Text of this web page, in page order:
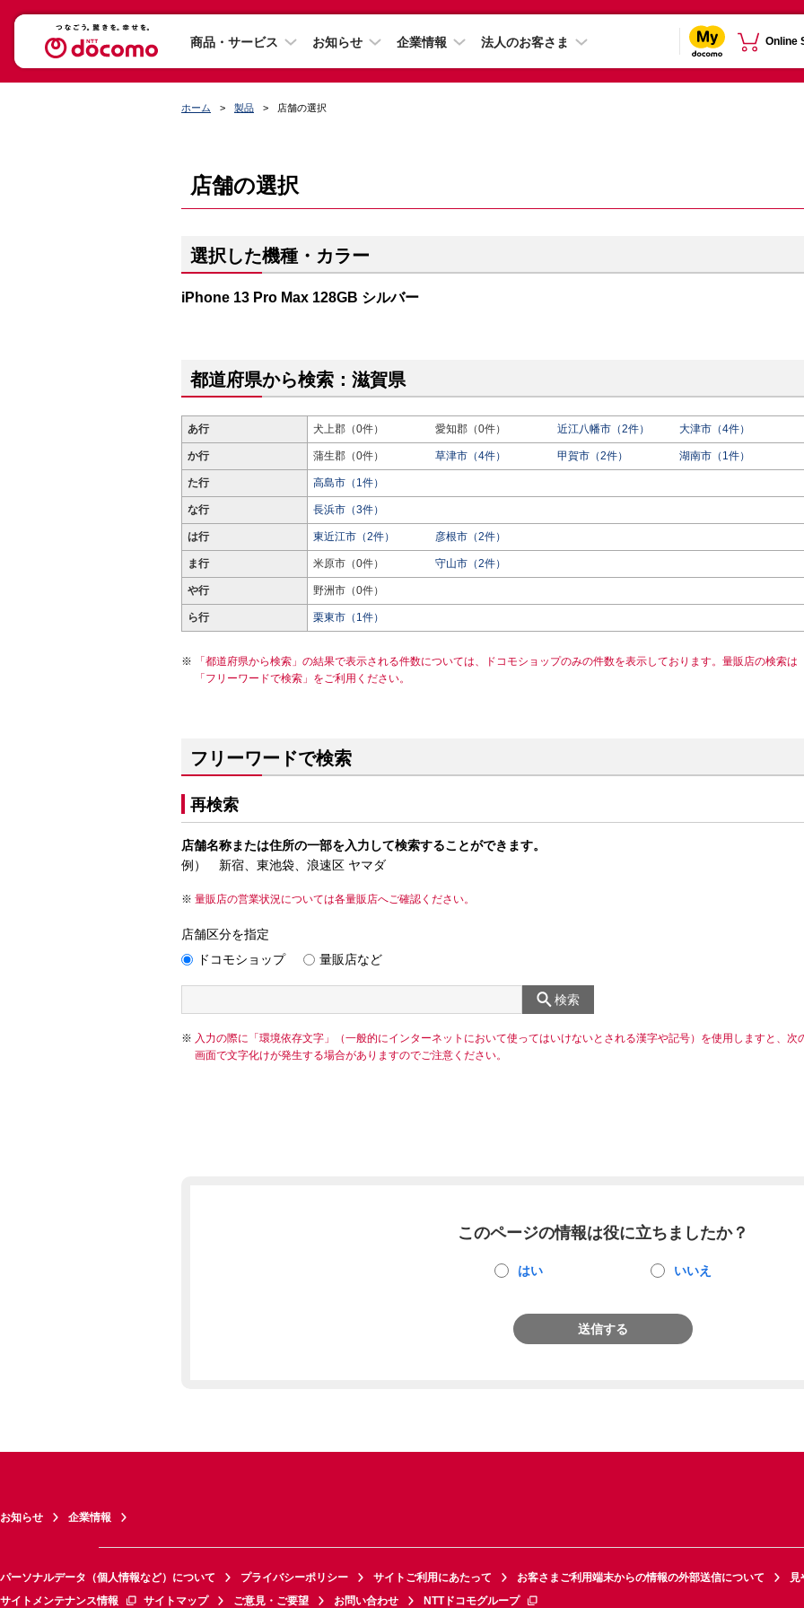
商品・サービス お知らせ 企業情報 法人のお客さま Online
ホーム 製品 店舗の選択
店舗の選択
選択した機種・カラー
iPhone 13 Pro Max 128GB シルバー
都道府県から検索：滋賀県
あ行 犬上郡（0件） 愛知郡（0件） 近江八幡市（2件） 大津市（4件）
か行 蒲生郡（0件） 草津市（4件） 甲賀市（2件） 湖南市（1件）
た行 高島市（1件）
な行 長浜市（3件）
は行 東近江市（2件） 彦根市（2件）
ま行 米原市（0件） 守山市（2件）
や行 野洲市（0件）
ら行 栗東市（1件）
「都道府県から検索」の結果で表示される件数については、ドコモショップのみの件数を表示しております。量販店の検索は
「フリーワードで検索」をご利用ください。
フリーワードで検索
再検索
店舗名称または住所の一部を入力して検索することができます。
例） 新宿、東池袋、浪速区 ヤマダ
量販店の営業状況については各量販店へご確認ください。
店舗区分を指定
ドコモショップ
量販店など
検索
入力の際に「環境依存文字」（一般的にインターネットにおいて使ってはいけないとされる漢字や記号）を使用しますと、次
画面で文字化けが発生する場合がありますのでご注意ください。
このページの情報は役に立ちましたか？
はい いいえ
送信する
お知らせ 企業情報
パーソナルデータ（個人情報など）について プライバシーポリシー サイトご利用にあたって お客さまご利用端末からの情報の外部送信について
見
サイトメンテナンス情報
サイトマップ ご意見・ご要望 お問い合わせ NTTドコモグループ